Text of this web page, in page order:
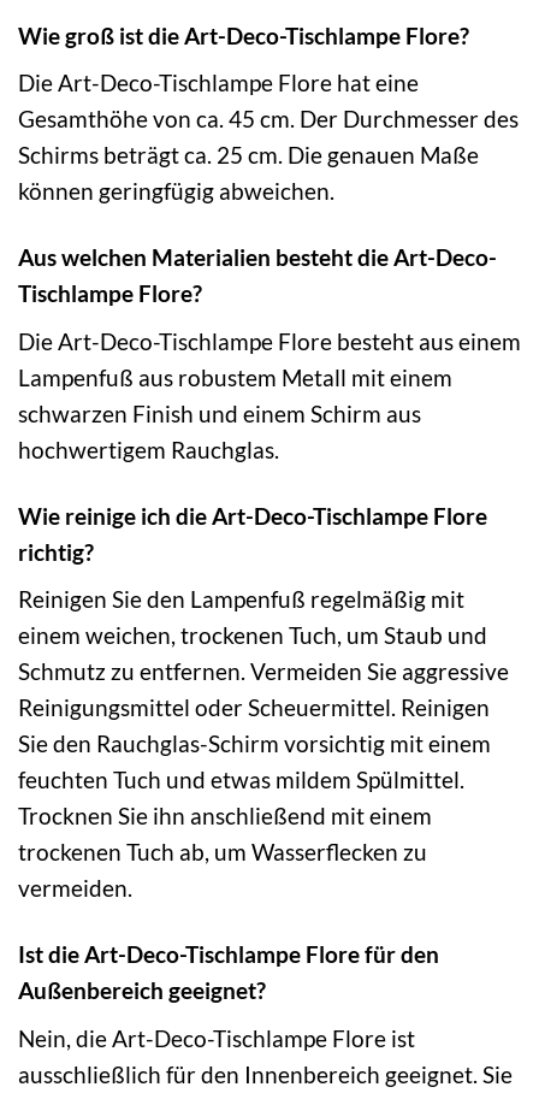
Wie groß ist die Art-Deco-Tischlampe Flore?
Die Art-Deco-Tischlampe Flore hat eine
Gesamthöhe von ca. 45 cm. Der Durchmesser des
Schirms beträgt ca. 25 cm. Die genauen Maße
können geringfügig abweichen.
Aus welchen Materialien besteht die Art-Deco-
Tischlampe Flore?
Die Art-Deco-Tischlampe Flore besteht aus einem
Lampenfuß aus robustem Metall mit einem
schwarzen Finish und einem Schirm aus
hochwertigem Rauchglas.
Wie reinige ich die Art-Deco-Tischlampe Flore
richtig?
Reinigen Sie den Lampenfuß regelmäßig mit
einem weichen, trockenen Tuch, um Staub und
Schmutz zu entfernen. Vermeiden Sie aggressive
Reinigungsmittel oder Scheuermittel. Reinigen
Sie den Rauchglas-Schirm vorsichtig mit einem
feuchten Tuch und etwas mildem Spülmittel.
Trocknen Sie ihn anschließend mit einem
trockenen Tuch ab, um Wasserflecken zu
vermeiden.
Ist die Art-Deco-Tischlampe Flore für den
Außenbereich geeignet?
Nein, die Art-Deco-Tischlampe Flore ist
ausschließlich für den Innenbereich geeignet. Sie